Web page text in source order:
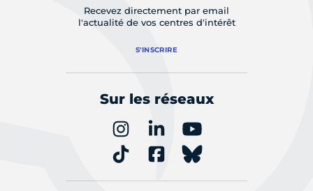
Recevez directement par email
l'actualité de vos centres d'intérêt
S'INSCRIRE
Sur les réseaux